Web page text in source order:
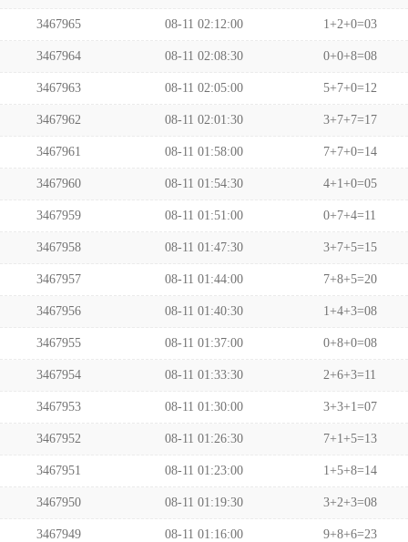
3467965 08-11 02:12:00 1+2+0=03
3467964 08-11 02:08:30 0+0+8=08
3467963 08-11 02:05:00 5+7+0=12
3467962 08-11 02:01:30 3+7+7=17
3467961 08-11 01:58:00 7+7+0=14
3467960 08-11 01:54:30 4+1+0=05
3467959 08-11 01:51:00 0+7+4=11
3467958 08-11 01:47:30 3+7+5=15
3467957 08-11 01:44:00 7+8+5=20
3467956 08-11 01:40:30 1+4+3=08
3467955 08-11 01:37:00 0+8+0=08
3467954 08-11 01:33:30 2+6+3=11
3467953 08-11 01:30:00 3+3+1=07
3467952 08-11 01:26:30 7+1+5=13
3467951 08-11 01:23:00 1+5+8=14
3467950 08-11 01:19:30 3+2+3=08
3467949 08-11 01:16:00 9+8+6=23